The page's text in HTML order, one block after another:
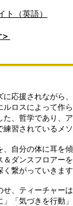
ト（英語）
>
応援されながら
ロスによって作
、哲学であり、
習されているメソ
自分の体に耳を
ダンスフロアー
繋がっていきます
、ティーチャーは
」「気づきを行動